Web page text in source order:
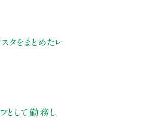
タをまとめたレ
として勤務し